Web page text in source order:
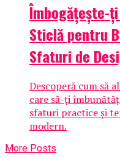
Îmbogățește-
Sticlă pentru
Sfaturi de
Descoperă cum să
care să-ți
sfaturi practice și
modern.
More Posts